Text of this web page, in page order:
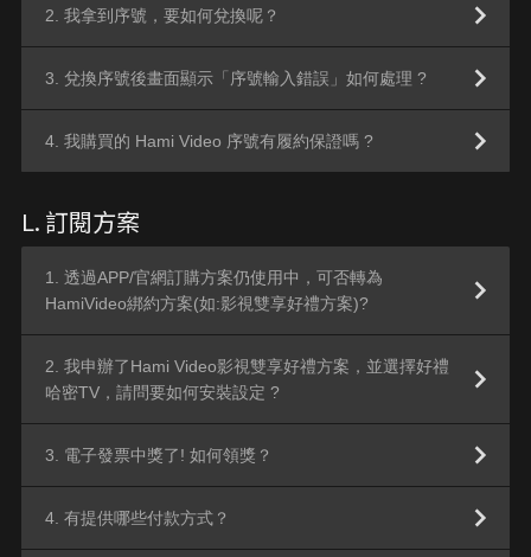
2. 我拿到序號，要如何兌換呢？
3. 兌換序號後畫面顯示「序號輸入錯誤」如何處理 ?
4. 我購買的 Hami Video 序號有履約保證嗎 ?
L. 訂閱方案
1. 透過APP/官網訂購方案仍使用中，可否轉為
HamiVideo綁約方案(如:影視雙享好禮方案)?
2. 我申辦了Hami Video影視雙享好禮方案，並選擇好禮
哈密TV，請問要如何安裝設定 ?
3. 電子發票中獎了! 如何領獎？
4. 有提供哪些付款方式？